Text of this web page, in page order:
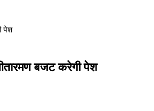
पेश
बजट करेगी पेश